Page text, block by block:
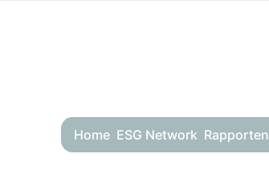
Home ESG Network Rapporten